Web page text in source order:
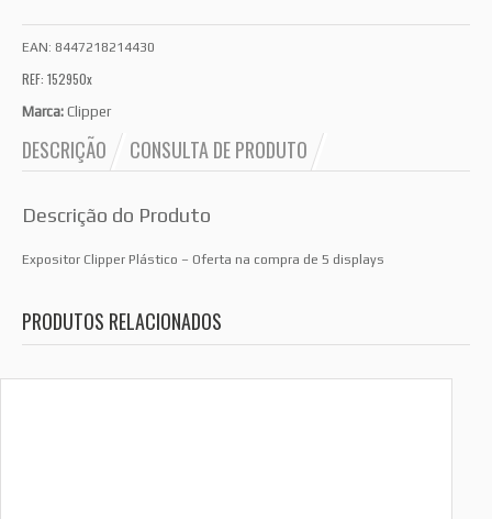
EAN: 8447218214430
REF: 152950x
Marca: Clipper
DESCRIÇÃO CONSULTA DE PRODUTO
Descrição do Produto
Expositor Clipper Plástico – Oferta na compra de 5 displays
PRODUTOS RELACIONADOS